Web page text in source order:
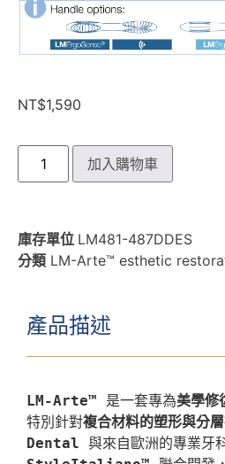
NT$1,590
加入購物車
庫存單位 LM481-487DDES
分類 LM-Arte™ esthetic
產品描述
LM-Arte™ 是一套專為美學修
特別針對複合材料的塑形與分
Dental